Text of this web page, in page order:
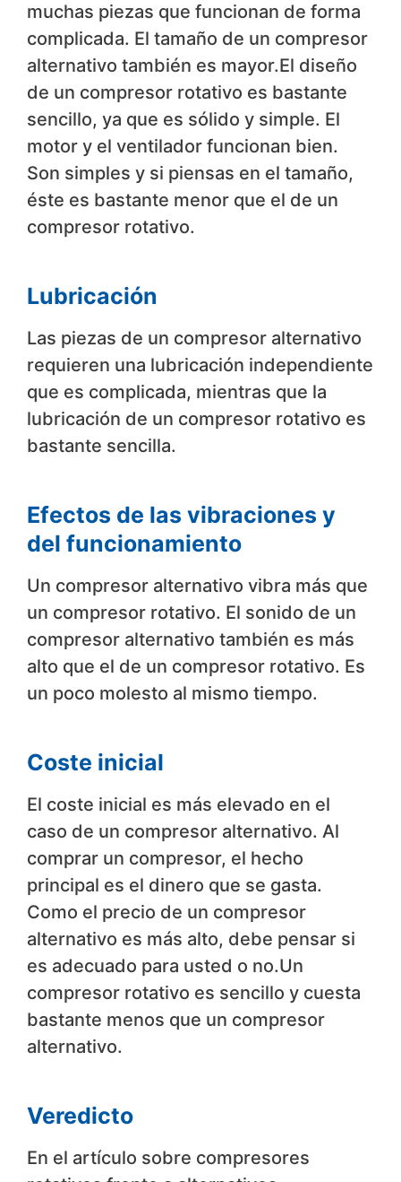
muchas piezas que funcionan de forma
complicada. El tamaño de un compresor
alternativo también es mayor.El diseño
de un compresor rotativo es bastante
sencillo, ya que es sólido y simple. El
motor y el ventilador funcionan bien.
Son simples y si piensas en el tamaño,
éste es bastante menor que el de un
compresor rotativo.
Lubricación
Las piezas de un compresor alternativo
requieren una lubricación independiente
que es complicada, mientras que la
lubricación de un compresor rotativo es
bastante sencilla.
Efectos de las vibraciones y
del funcionamiento
Un compresor alternativo vibra más que
un compresor rotativo. El sonido de un
compresor alternativo también es más
alto que el de un compresor rotativo. Es
un poco molesto al mismo tiempo.
Coste inicial
El coste inicial es más elevado en el
caso de un compresor alternativo. Al
comprar un compresor, el hecho
principal es el dinero que se gasta.
Como el precio de un compresor
alternativo es más alto, debe pensar si
es adecuado para usted o no.Un
compresor rotativo es sencillo y cuesta
bastante menos que un compresor
alternativo.
Veredicto
En el artículo sobre compresores